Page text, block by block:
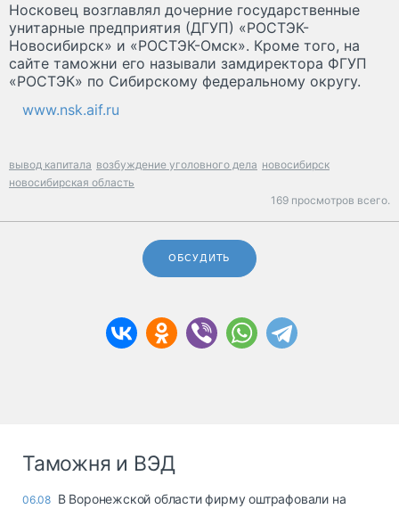
Носковец возглавлял дочерние государственные
унитарные предприятия (ДГУП) «РОСТЭК-
Новосибирск» и «РОСТЭК-Омск». Кроме того, на
сайте таможни его называли замдиректора ФГУП
«РОСТЭК» по Сибирскому федеральному округу.
www.nsk.aif.ru
вывод капитала возбуждение уголовного дела новосибирск
новосибирская область
169 просмотров всего.
ОБСУДИТЬ
Таможня и ВЭД
06.08 В Воронежской области фирму оштрафовали на